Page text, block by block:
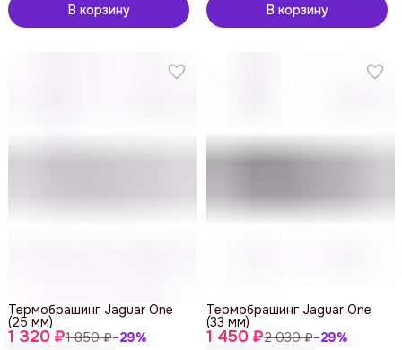
В корзину В корзину
1 320 ₽1 850 ₽−29%
Термобрашинг Jaguar One
(25 мм)
1 450 ₽2 030 ₽−29%
Термобрашинг Jaguar One
(33 мм)